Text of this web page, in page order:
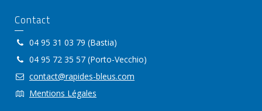
Contact
04 95 31 03 79 (Bastia)
04 95 72 35 57 (Porto-Vecchio)
contact@rapides-bleus.com
Mentions Légales